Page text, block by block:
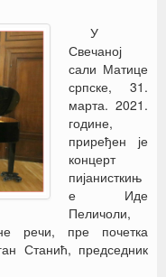
У
Свечаној
сали Матице
српске, 31.
марта. 2021.
године,
приређен је
концерт
пијанисткињ
е Иде
Пеличоли,
речи, пре почетка
Станић, председник